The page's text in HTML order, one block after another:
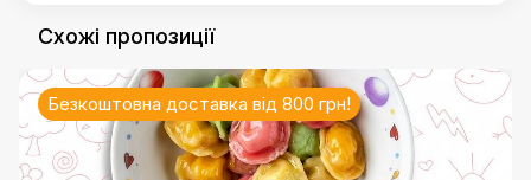
Схожі пропозиції
Безкоштовна доставка від 800 грн!